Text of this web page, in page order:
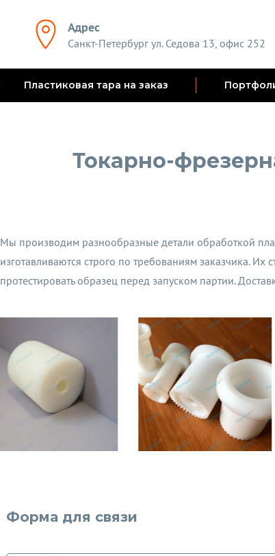
Адрес
Санкт-Петербург ул. Седова 13, офис 252
Пластиковая тара на заказ
Токарно-
Мы производим разнообразные детали обработкой
изготавливаются строго по требованиям заказчика. Их
протестировать образец перед запуском партии.
Форма для связи